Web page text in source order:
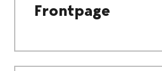
Frontpage